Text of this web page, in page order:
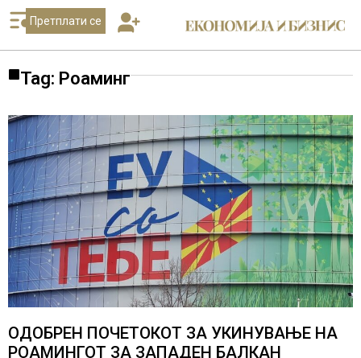
Претплати се
Tag: Роаминг
ОДОБРЕН ПОЧЕТОКОТ ЗА УКИНУВАЊЕ НА
РОАМИНГОТ ЗА ЗАПАДЕН БАЛКАН